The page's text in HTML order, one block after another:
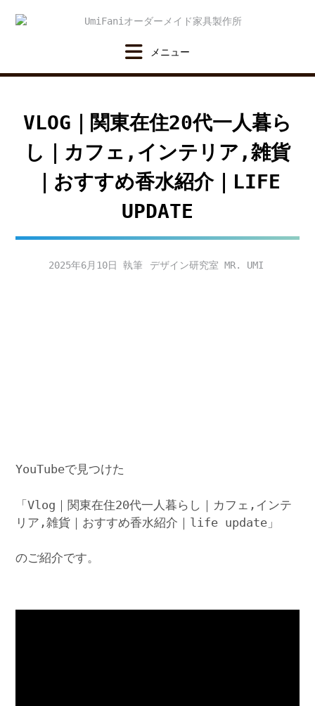
VLOG｜関東在住20代一人暮ら
し｜カフェ,インテリア,雑貨
｜おすすめ香水紹介｜LIFE
UPDATE
2025年6月10日 デザイン研究室 MR. UMI
YouTubeで見つけた
「Vlog｜関東在住20代一人暮らし｜カフェ,インテ
リア,雑貨｜おすすめ香水紹介｜life update」
のご紹介です。